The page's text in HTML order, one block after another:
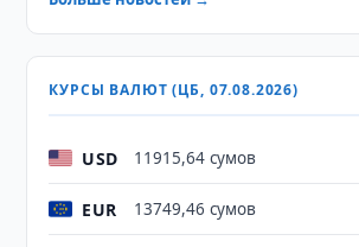
КУРСЫ ВАЛЮТ (ЦБ, 07.08.2026)
USD 11915,64 сумов
EUR 13749,46 сумов